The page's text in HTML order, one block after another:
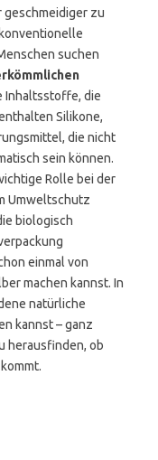
geschmeidiger zu
suchen
Inhaltsstoffe, die
Silikone,
die nicht
sein können.
Rolle bei der
Umweltschutz
biologisch
einmal von
machen kannst. In
natürliche
kannst – ganz
herausfinden, ob